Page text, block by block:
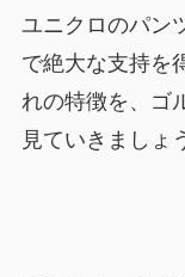
ユニクロのパン
で絶大な支持を
れの特徴を、ゴ
見ていきましょ